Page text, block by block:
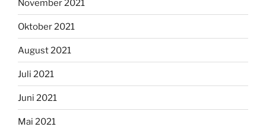
November 2021
Oktober 2021
August 2021
Juli 2021
Juni 2021
Mai 2021